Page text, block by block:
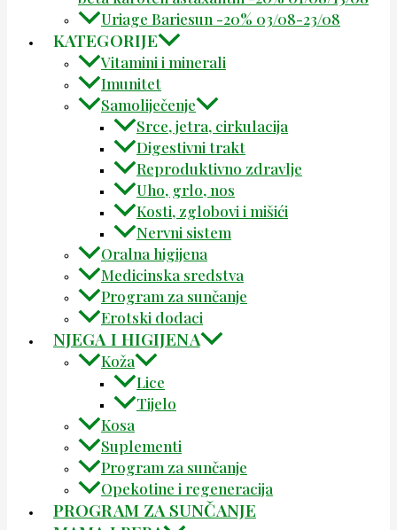
Uriage Bariesun -20% 03/08-23/08
KATEGORIJE
Vitamini i minerali
Imunitet
Samoliječenje
Srce, jetra, cirkulacija
Digestivni trakt
Reproduktivno zdravlje
Uho, grlo, nos
Kosti, zglobovi i mišići
Nervni sistem
Oralna higijena
Medicinska sredstva
Program za sunčanje
Erotski dodaci
NJEGA I HIGIJENA
Koža
Lice
Tijelo
Kosa
Suplementi
Program za sunčanje
Opekotine i regeneracija
PROGRAM ZA SUNČANJE